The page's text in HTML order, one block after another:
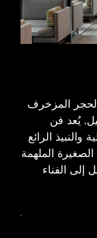
المزخرف
يُعد فن
والنبيذ الرائع
الملهمة
إلى الفناء